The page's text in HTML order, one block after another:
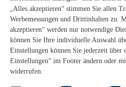
Wandspachtelmassen
Werkzeug
Zubehör
PANDOMO
wedi Produkte
Marine Produkte
Service
„Alles akzeptieren“ stimmen Sie allen
Werbemessungen und Drittinhalten zu.
akzeptieren“ werden nur notwendige
können Sie Ihre individuelle Auswahl
Einstellungen können Sie jederzeit über
Einstellungen“ im Footer ändern oder
widerrufen.